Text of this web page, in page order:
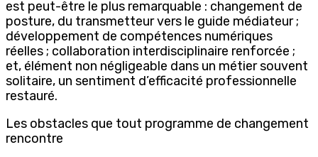
est peut-être le plus remarquable : changement de
posture, du transmetteur vers le guide médiateur ;
développement de compétences numériques
réelles ; collaboration interdisciplinaire renforcée ;
et, élément non négligeable dans un métier souvent
solitaire, un sentiment d’efficacité professionnelle
restauré.
Les obstacles que tout programme de changement
rencontre